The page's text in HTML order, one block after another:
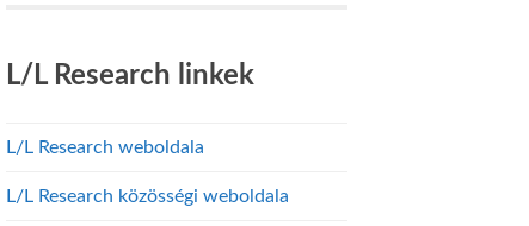
L/L Research linkek
L/L Research weboldala
L/L Research közösségi weboldala